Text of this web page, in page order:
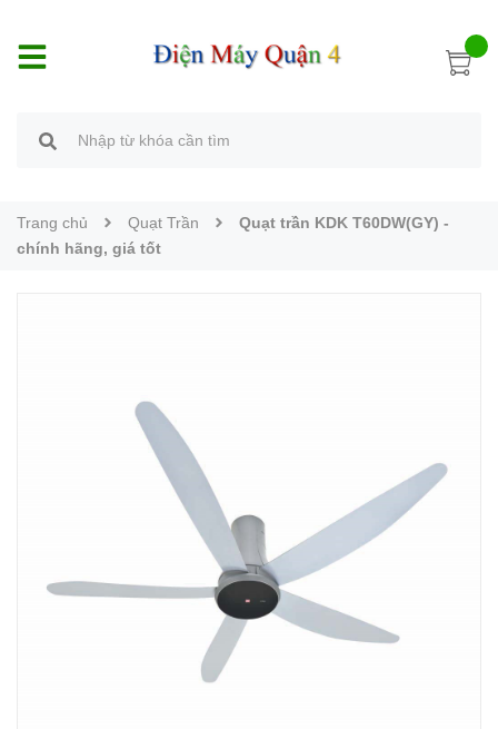
Trang chủ Quạt Trần
Quạt trần KDK T60DW(GY) -
chính hãng, giá tốt